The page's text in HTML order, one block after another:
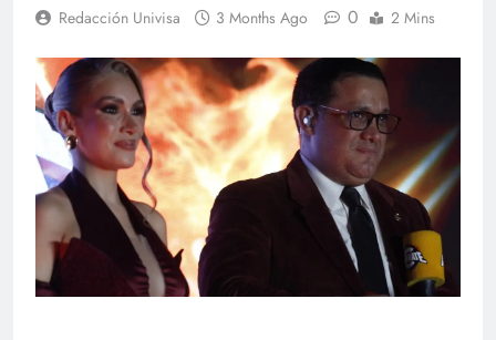
Redacción Univisa 3 Months Ago 0 2 Mins